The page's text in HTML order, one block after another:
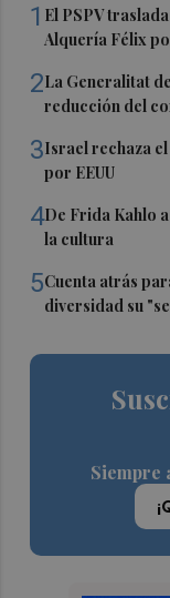
1 El PSPV
Alquería Félix
2La Generalitat
reducción del
3Israel rechaza
por EEUU
4De Frida Kahlo
la cultura
5Cuenta atrás
diversidad su
Siempre